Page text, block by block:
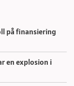
på finansiering
en explosion i